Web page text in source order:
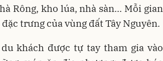
Rông, kho lúa, nhà sàn... Mỗi gian
trưng của vùng đất Tây Nguyên.
khách được tự tay tham gia vào